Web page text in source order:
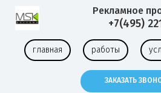
Рекламное
+7(495)
главная работы
ЗАКАЗАТЬ